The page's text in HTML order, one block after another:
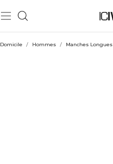
Domicile / Hommes / Manches Longues